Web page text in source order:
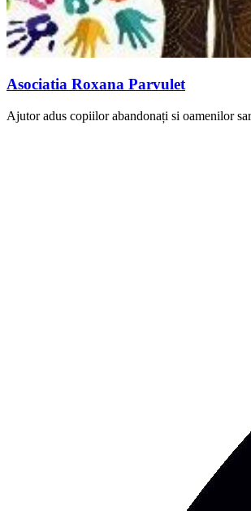
Asociatia Roxana Parvulet
Ajutor adus copiilor abandonați si oamenilor